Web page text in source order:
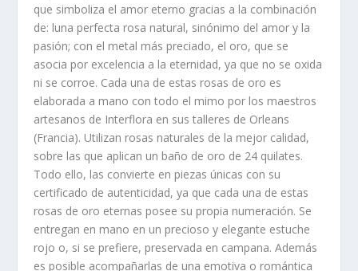
que simboliza el amor eterno gracias a la combinación
de: luna perfecta rosa natural, sinónimo del amor y la
pasión; con el metal más preciado, el oro, que se
asocia por excelencia a la eternidad, ya que no se oxida
ni se corroe. Cada una de estas rosas de oro es
elaborada a mano con todo el mimo por los maestros
artesanos de Interflora en sus talleres de Orleans
(Francia). Utilizan rosas naturales de la mejor calidad,
sobre las que aplican un baño de oro de 24 quilates.
Todo ello, las convierte en piezas únicas con su
certificado de autenticidad, ya que cada una de estas
rosas de oro eternas posee su propia numeración. Se
entregan en mano en un precioso y elegante estuche
rojo o, si se prefiere, preservada en campana. Además
es posible acompañarlas de una emotiva o romántica